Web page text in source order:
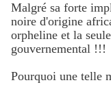
Malgré sa forte
noire d'origine
orpheline et la
gouvernemental !!!
Pourquoi une telle